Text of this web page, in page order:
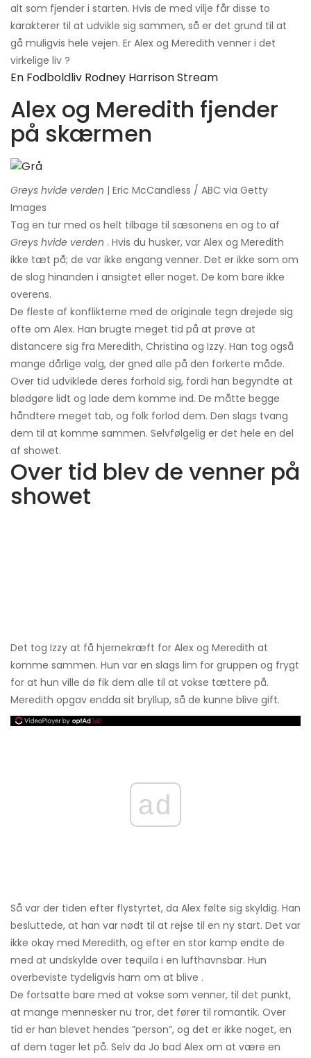
alt som fjender i starten. Hvis de med vilje får disse to
karakterer til at udvikle sig sammen, så er det grund til at
gå muligvis hele vejen. Er Alex og Meredith venner i det
virkelige liv ?
En Fodboldliv Rodney Harrison Stream
Alex og Meredith fjender
på skærmen
Greys hvide verden | Eric McCandless / ABC via Getty
Images
Tag en tur med os helt tilbage til sæsonens en og to af
Greys hvide verden . Hvis du husker, var Alex og Meredith
ikke tæt på; de var ikke engang venner. Det er ikke som om
de slog hinanden i ansigtet eller noget. De kom bare ikke
overens.
De fleste af konflikterne med de originale tegn drejede sig
ofte om Alex. Han brugte meget tid på at prøve at
distancere sig fra Meredith, Christina og Izzy. Han tog også
mange dårlige valg, der gned alle på den forkerte måde.
Over tid udviklede deres forhold sig, fordi han begyndte at
blødgøre lidt og lade dem komme ind. De måtte begge
håndtere meget tab, og folk forlod dem. Den slags tvang
dem til at komme sammen. Selvfølgelig er det hele en del
af showet.
Over tid blev de venner på
showet
Det tog Izzy at få hjernekræft for Alex og Meredith at
komme sammen. Hun var en slags lim for gruppen og frygt
for at hun ville dø fik dem alle til at vokse tættere på.
Meredith opgav endda sit bryllup, så de kunne blive gift.
ad
Så var der tiden efter flystyrtet, da Alex følte sig skyldig. Han
besluttede, at han var nødt til at rejse til en ny start. Det var
ikke okay med Meredith, og efter en stor kamp endte de
med at undskylde over tequila i en lufthavnsbar. Hun
overbeviste tydeligvis ham om at blive .
De fortsatte bare med at vokse som venner, til det punkt,
at mange mennesker nu tror, ​​det fører til romantik. Over
tid er han blevet hendes ”person”, og det er ikke noget, en
af ​​dem tager let på. Selv da Jo bad Alex om at være en